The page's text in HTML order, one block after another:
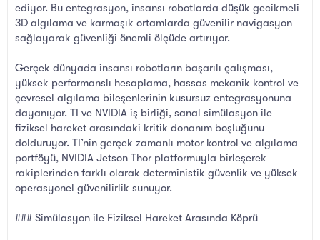
ediyor. Bu entegrasyon, insansı robotlarda düşük gecikmeli
3D algılama ve karmaşık ortamlarda güvenilir navigasyon
sağlayarak güvenliği önemli ölçüde artırıyor.
Gerçek dünyada insansı robotların başarılı çalışması,
yüksek performanslı hesaplama, hassas mekanik kontrol ve
çevresel algılama bileşenlerinin kusursuz entegrasyonuna
dayanıyor. TI ve NVIDIA iş birliği, sanal simülasyon ile
fiziksel hareket arasındaki kritik donanım boşluğunu
dolduruyor. TI’nin gerçek zamanlı motor kontrol ve algılama
portföyü, NVIDIA Jetson Thor platformuyla birleşerek
rakiplerinden farklı olarak deterministik güvenlik ve yüksek
operasyonel güvenilirlik sunuyor.
### Simülasyon ile Fiziksel Hareket Arasında Köprü